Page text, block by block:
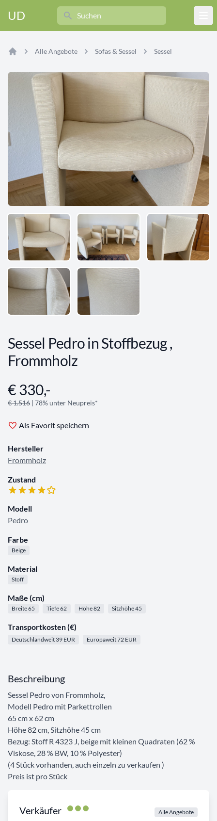
UD
Search
Alle Angebote Sofas & Sessel Sessel
Sessel Pedro in Stoffbezug ,
Frommholz
Angebotsinformationen
€ 330,-
€ 1.516 | 78% unter Neupreis*
Als Favorit speichern
Hersteller
Frommholz
Zustand
Modell
Pedro
Farbe
Beige
Material
Stoff
Maße (cm)
Breite 65 Tiefe 62 Höhe 82 Sitzhöhe 45
Transportkosten (€)
Deutschlandweit 39 EUR Europaweit 72 EUR
Verkäufer Alle Angebote
Beschreibung
Sessel Pedro von Frommholz,
Modell Pedro mit Parkettrollen
65 cm x 62 cm
Höhe 82 cm, Sitzhöhe 45 cm
Bezug: Stoff R 4323 J, beige mit kleinen Quadraten (62 %
Viskose, 28 % BW, 10 % Polyester)
(4 Stück vorhanden, auch einzeln zu verkaufen )
Preis ist pro Stück